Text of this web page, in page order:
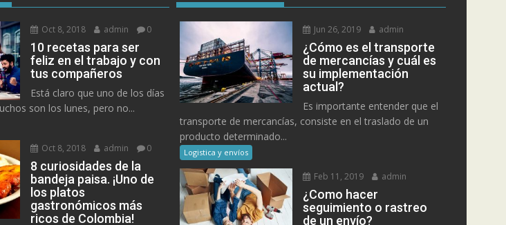
Oct 8, 2018 admin 0
10 recetas para ser
feliz en el trabajo y con
tus compañeros
Está claro que uno de los días
son los lunes, pero no...
Oct 8, 2018 admin 0
8 curiosidades de la
bandeja paisa. ¡Uno de
los platos
gastronómicos más
ricos de Colombia!
Jun 26, 2019 admin
¿Cómo es el transporte
de mercancías y cuál es
su implementación
actual?
Es importante entender que el
transporte de mercancías, consiste en el traslado de un
producto determinado...
Logistica y envíos
Feb 11, 2019 admin
¿Como hacer
seguimiento o rastreo
de un envío?